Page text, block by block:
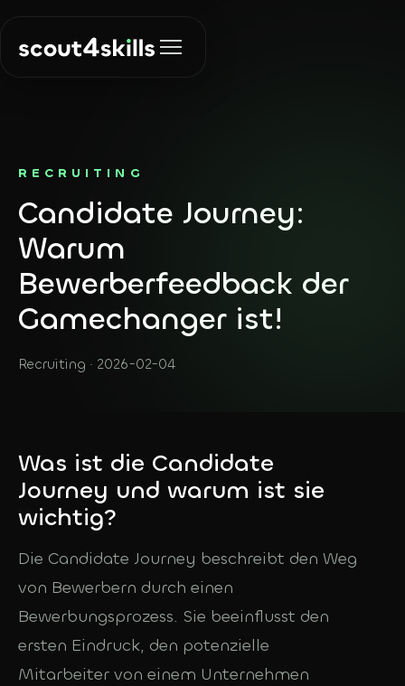
Recruiting
Die richtigen
Menschen finden
KI & Automation
Prozesse
automatisieren
Über uns
Insights
Deutsch
English
RECRUITING
Candidate Journey:
Warum
Bewerberfeedback der
Gamechanger ist!
Recruiting · 2026-02-04
Was ist die Candidate
Journey und warum ist sie
wichtig?
Die Candidate Journey beschreibt den Weg
von Bewerbern durch einen
Bewerbungsprozess. Sie beeinflusst den
ersten Eindruck, den potenzielle
Mitarbeiter von einem Unternehmen